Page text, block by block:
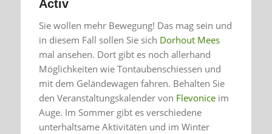
Activ
Sie wollen mehr Bewegung! Das mag sein und
in diesem Fall sollen Sie sich Dorhout Mees
mal ansehen. Dort gibt es noch allerhand
Möglichkeiten wie Tontaubenschiessen und
mit dem Geländewagen fahren. Behalten Sie
den Veranstaltungskalender von Flevoniceim
Auge. Im Sommer gibt es verschiedene
unterhaltsame Aktivitäten und im Winter